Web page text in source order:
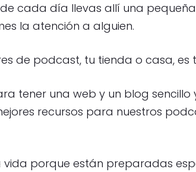
cada día llevas allí una
la atención a alguien.
de podcast, tu tienda o casa, es
tener una web y un blog sencillo
recursos para nuestros
vida porque están preparadas